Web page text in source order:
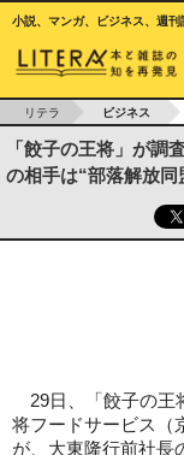
小説、マンガ、ビジネス、週
リテラ ビジネス
「餃子の王将」が調
の相手は“部落解放同
29日、「餃子の王
将フードサービス（
が、大東隆行前社長